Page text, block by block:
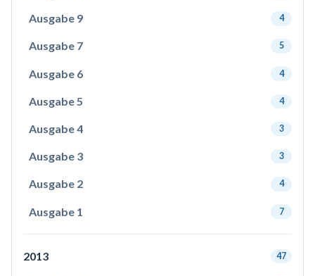
Ausgabe 9 4
Ausgabe 7 5
Ausgabe 6 4
Ausgabe 5 4
Ausgabe 4 3
Ausgabe 3 3
Ausgabe 2 4
Ausgabe 1 7
2013 47